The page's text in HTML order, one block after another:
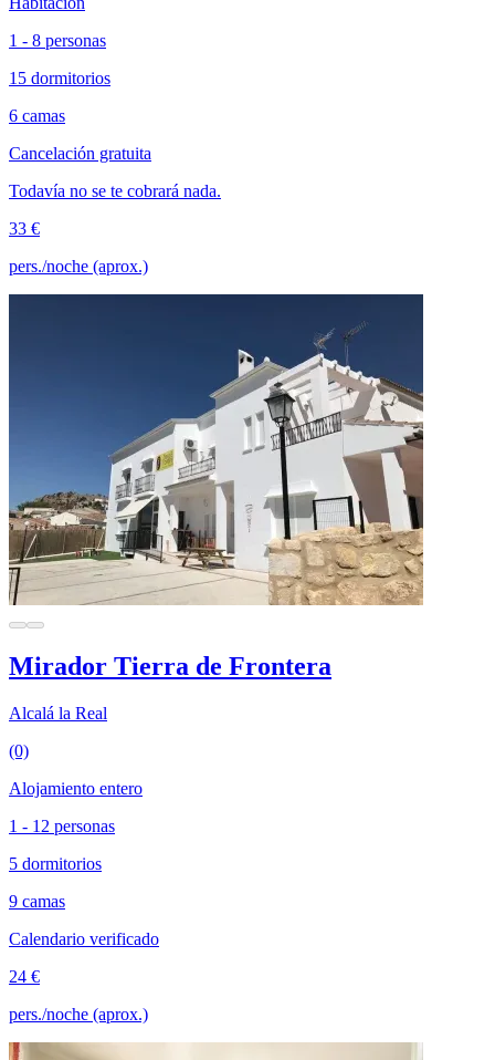
1 - 8 personas
15 dormitorios
6 camas
Cancelación gratuita
Todavía no se te cobrará nada.
33 €
pers./noche (aprox.)
Mirador Tierra de Frontera
Alcalá la Real
(0)
Alojamiento entero
1 - 12 personas
5 dormitorios
9 camas
Calendario verificado
24 €
pers./noche (aprox.)